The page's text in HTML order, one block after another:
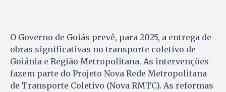
O Governo de Goiás prevê, para 2025, a entrega de
obras significativas no transporte coletivo de
Goiânia e Região Metropolitana. As intervenções
fazem parte do Projeto Nova Rede Metropolitana
de Transporte Coletivo (Nova RMTC). As reformas